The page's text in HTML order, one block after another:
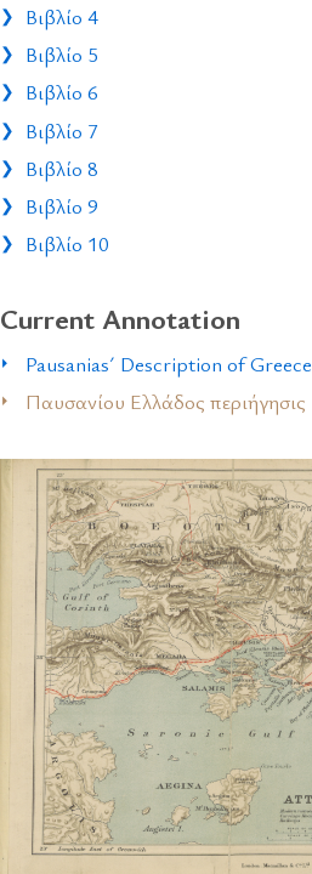
Βιβλίο 4
Βιβλίο 5
Βιβλίο 6
Βιβλίο 7
Βιβλίο 8
Βιβλίο 9
Βιβλίο 10
Current Annotation
Pausanias´ Description of Greece
Παυσανίου Ελλάδος περιήγησις